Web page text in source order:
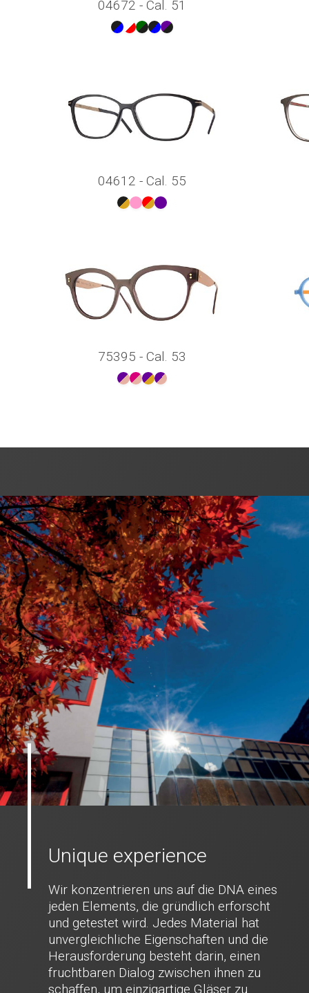
04672 - Cal. 51
04612 - Cal. 55
75395 - Cal. 53
Unique experience
Wir konzentrieren uns auf die DNA eines
jeden Elements, die gründlich erforscht
und getestet wird. Jedes Material hat
unvergleichliche Eigenschaften und die
Herausforderung besteht darin, einen
fruchtbaren Dialog zwischen ihnen zu
schaffen, um einzigartige Gläser zu